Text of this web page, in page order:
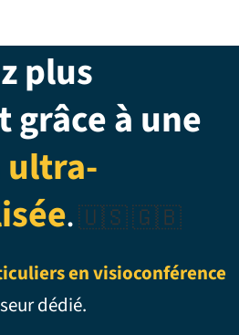
plus
à une
.🇺🇸 🇬🇧
en visioconférence
dédié.